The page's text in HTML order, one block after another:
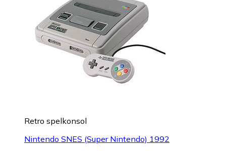
Retro spelkonsol
Nintendo SNES (Super Nintendo) 1992